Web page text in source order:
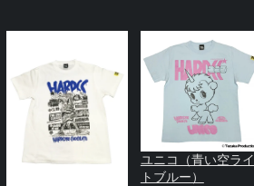
ユニコ（青い空ライ
トブルー）